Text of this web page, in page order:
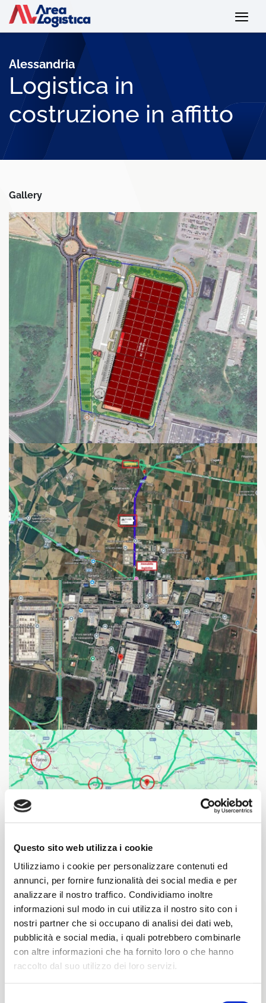
Questo sito web utilizza i cookie
Utilizziamo i cookie per personalizzare contenuti ed
annunci, per fornire funzionalità dei social media e per
analizzare il nostro traffico. Condividiamo inoltre
informazioni sul modo in cui utilizza il nostro sito con i
nostri partner che si occupano di analisi dei dati web,
pubblicità e social media, i quali potrebbero combinarle
con altre informazioni che ha fornito loro o che hanno
raccolto dal suo utilizzo dei loro servizi.
Alessandria
Logistica in
costruzione in affitto
Gallery
Caratteristiche
AL0293 40000 ㎡